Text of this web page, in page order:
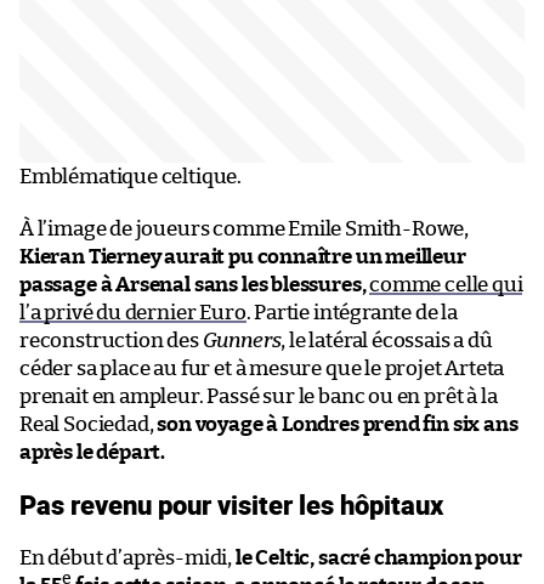
Emblématique celtique.
À l’image de joueurs comme Emile Smith-Rowe,
Kieran Tierney aurait pu connaître un meilleur
passage à Arsenal sans les blessures,comme celle qui
l’a privé du dernier Euro. Partie intégrante de la
reconstruction des Gunners, le latéral écossais a dû
céder sa place au fur et à mesure que le projet Arteta
prenait en ampleur. Passé sur le banc ou en prêt à la
Real Sociedad,son voyage à Londres prend fin six ans
après le départ.
Pas revenu pour visiter les hôpitaux
En début d’après-midi, le Celtic, sacré champion pour
e